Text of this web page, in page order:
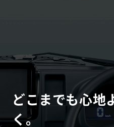
どこまでも心地
く。